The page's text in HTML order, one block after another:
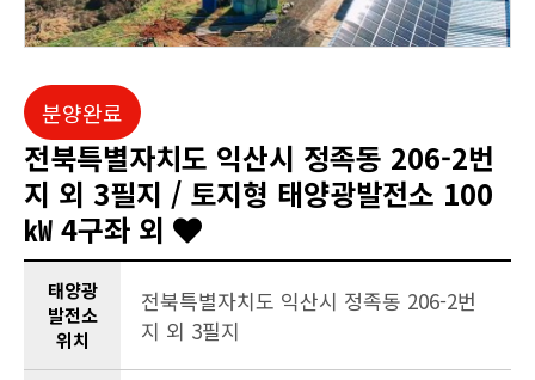
분양완료
전북특별자치도 익산시 정족동 206-2번
지 외 3필지 / 토지형 태양광발전소 100
㎾ 4구좌 외
태양광
발전소
위치
전북특별자치도 익산시 정족동 206-2번
지 외 3필지